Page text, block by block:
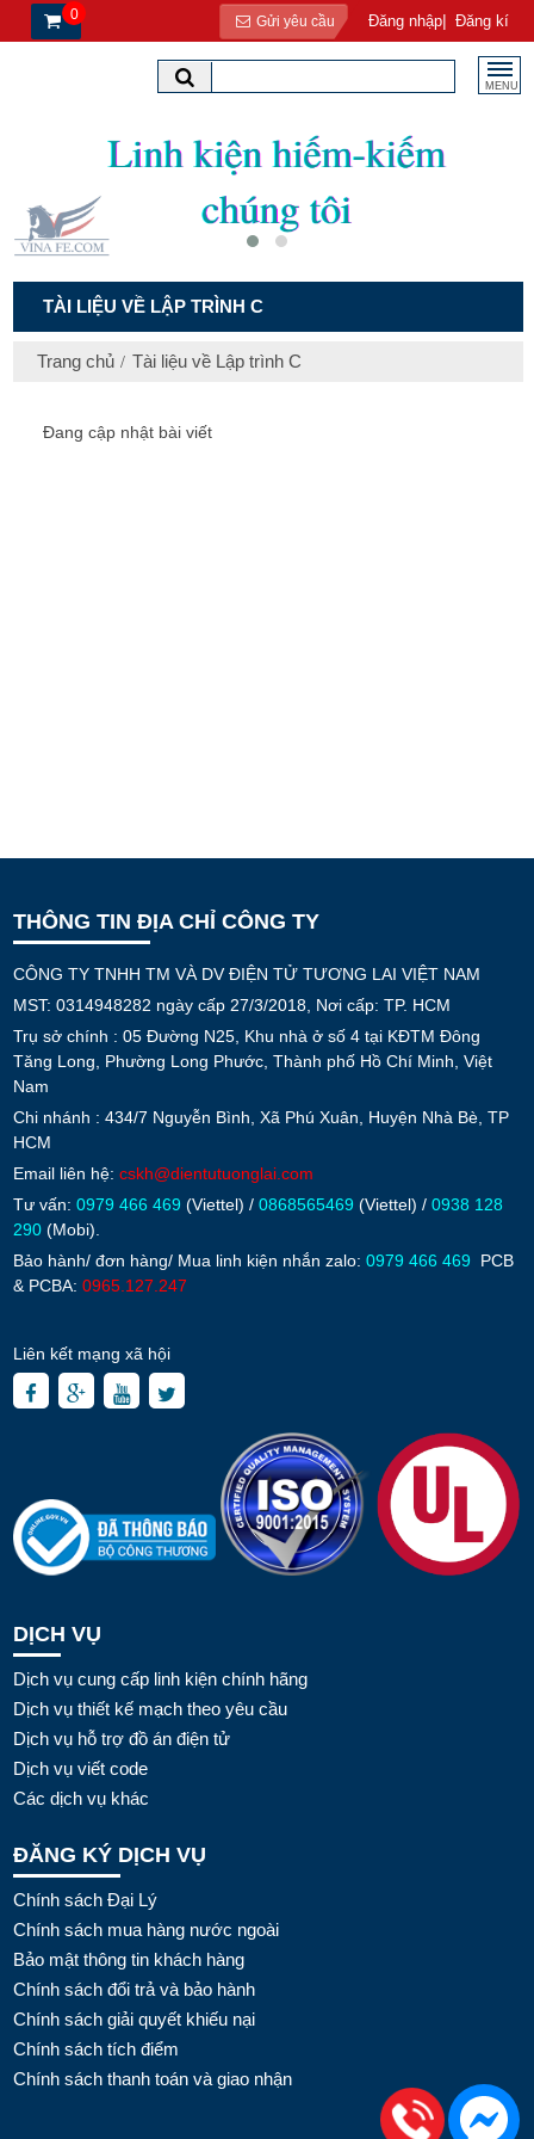
0 Gửi yêu cầu Đăng nhập| Đăng kí
MENU
TÀI LIỆU VỀ LẬP TRÌNH C
Trang chủ Tài liệu về Lập trình C
Đang cập nhật bài viết
THÔNG TIN ĐỊA CHỈ CÔNG TY
CÔNG TY TNHH TM VÀ DV ĐIỆN TỬ TƯƠNG LAI VIỆT NAM
MST: 0314948282 ngày cấp 27/3/2018, Nơi cấp: TP. HCM
Trụ sở chính : 05 Đường N25, Khu nhà ở số 4 tại KĐTM Đông
Tăng Long, Phường Long Phước, Thành phố Hồ Chí Minh, Việt
Nam
Chi nhánh : 434/7 Nguyễn Bình, Xã Phú Xuân, Huyện Nhà Bè, TP
HCM
Email liên hệ: cskh@dientutuonglai.com
Tư vấn: 0979 466 469 (Viettel) / 0868565469 (Viettel) / 0938 128
290 (Mobi).
Bảo hành/ đơn hàng/ Mua linh kiện nhắn zalo: 0979 466 469
PCB
& PCBA: 0965.127.247
Liên kết mạng xã hội
DỊCH VỤ
Dịch vụ cung cấp linh kiện chính hãng
Dịch vụ thiết kế mạch theo yêu cầu
Dịch vụ hỗ trợ đồ án điện tử
Dịch vụ viết code
Các dịch vụ khác
ĐĂNG KÝ DỊCH VỤ
Chính sách Đại Lý
Chính sách mua hàng nước ngoài
Bảo mật thông tin khách hàng
Chính sách đổi trả và bảo hành
Chính sách giải quyết khiếu nại
Chính sách tích điểm
Chính sách thanh toán và giao nhận